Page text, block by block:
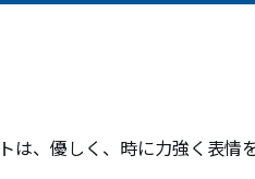
は、優しく、時に力強く表情